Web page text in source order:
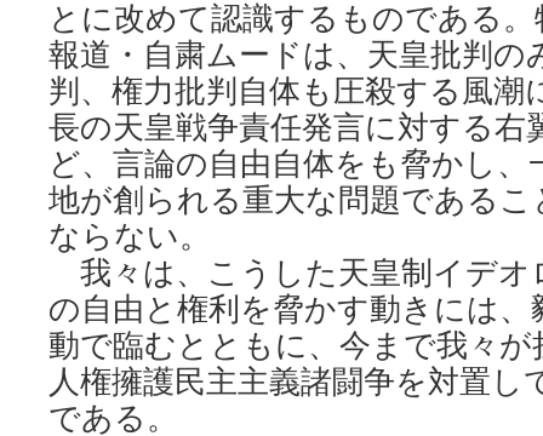
とに改めて認識するものである
報道・自粛ムードは、天皇批判の
判、権力批判自体も圧殺する風潮
長の天皇戦争責任発言に対する右
ど、言論の自由自体をも脅かし、
地が創られる重大な問題である
ならない。
我々は、こうした天皇制イデオ
の自由と権利を脅かす動きには、
動で臨むとともに、今まで我々
人権擁護民主主義諸闘争を対置し
である。